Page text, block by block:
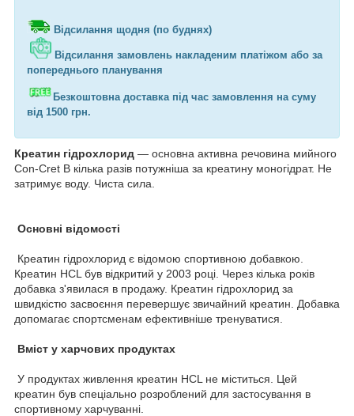
Відсилання щодня (по буднях)
Відсилання замовлень накладеним платіжом або за
попереднього планування
Безкоштовна доставка під час замовлення на суму
від 1500 грн.
Креатин гідрохлорид — основна активна речовина мийного
Con-Cret В кілька разів потужніша за креатину моногідрат. Не
затримує воду. Чиста сила.
Основні відомості
Креатин гідрохлорид є відомою спортивною добавкою.
Креатин HCL був відкритий у 2003 році. Через кілька років
добавка з'явилася в продажу. Креатин гідрохлорид за
швидкістю засвоєння перевершує звичайний креатин. Добавка
допомагає спортсменам ефективніше тренуватися.
Вміст у харчових продуктах
У продуктах живлення креатин HCL не міститься. Цей
креатин був спеціально розроблений для застосування в
спортивному харчуванні.